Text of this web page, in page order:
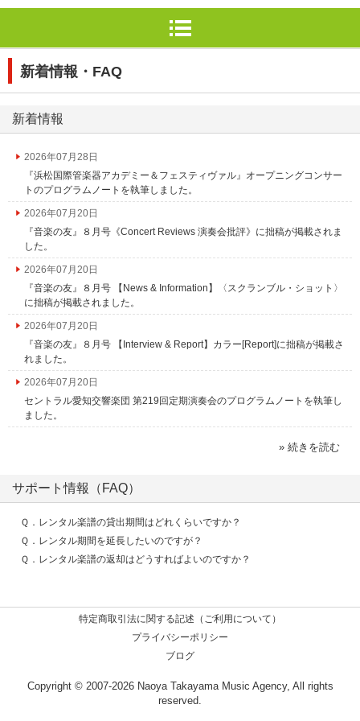
新着情報・FAQ
新着情報
2026年07月28日
『浜松国際管楽器アカデミー＆フェスティヴァル』オープニングコンサー
トのプログラムノートを執筆しました。
2026年07月20日
『音楽の友』８月号《Concert Reviews 演奏会批評》に拙稿が掲載されま
した。
2026年07月20日
『音楽の友』８月号 【News & Information】〈スクランブル・ショット〉
に拙稿が掲載されました。
2026年07月20日
『音楽の友』８月号 【Interview & Report】カラー[Report]に拙稿が掲載さ
れました。
2026年07月20日
セントラル愛知交響楽団 第219回定期演奏会のプログラムノートを執筆し
ました。
» 続きを読む
サポート情報（FAQ）
Ｑ．レンタル楽譜の貸出期間はどれくらいですか？
Ｑ．レンタル期間を延長したいのですが？
Ｑ．レンタル楽譜の返却はどうすればよいのですか？
特定商取引法に関する記述（ご利用について）
プライバシーポリシー
ブログ
Copyright © 2007‐2026 Naoya Takayama Music Agency, All rights
reserved.